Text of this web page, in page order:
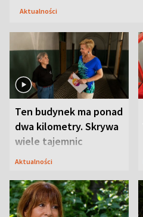
Aktualności
Ten budynek ma ponad
dwa kilometry. Skrywa
wiele tajemnic
Aktualności